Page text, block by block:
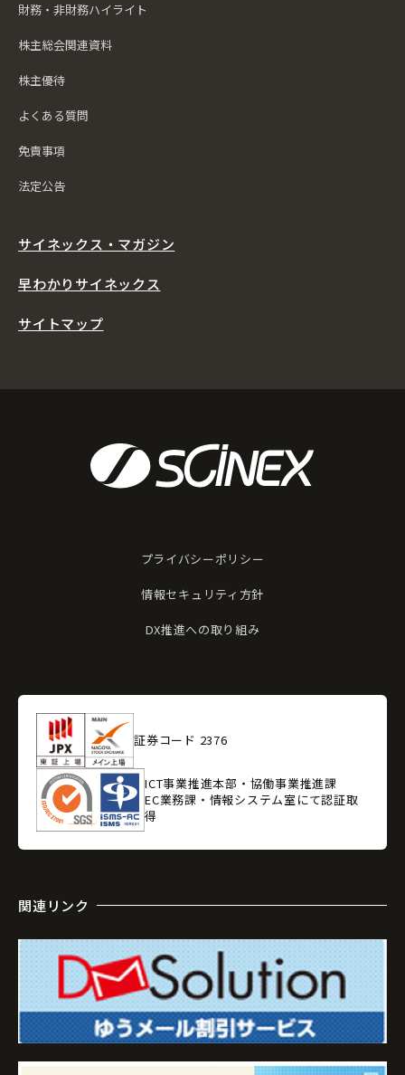
財務・非財務ハイライト
株主総会関連資料
株主優待
よくある質問
免責事項
法定公告
サイネックス・マガジン
早わかりサイネックス
サイトマップ
プライバシーポリシー
情報セキュリティ方針
DX推進への取り組み
証券コード 2376
ICT事業推進本部・協働事業推進課
EC業務課・情報システム室にて認証取
得
関連リンク